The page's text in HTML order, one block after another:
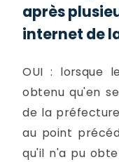
après
internet de
OUI : lorsque
obtenu qu'en
de la
au point
qu'il n'a pu